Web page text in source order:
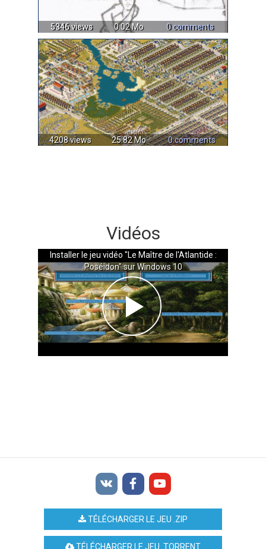
5346 views 0.02 Mo 0 comments
4208 views 25.82 Mo 0 comments
Vidéos
Installer le jeu vidéo "Le Maître de l'Atlantide :
Poséidon" sur Windows 10
TÉLÉCHARGER LE JEU .ZIP
TÉLÉCHARGER LE JEU .TORRENT